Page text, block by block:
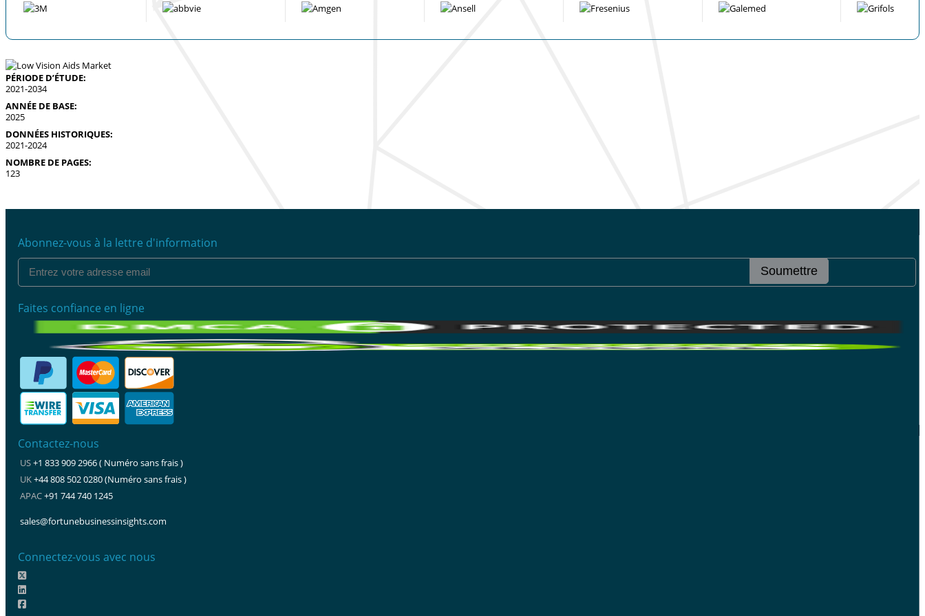
PÉRIODE D’ÉTUDE:
2021-2034
ANNÉE DE BASE:
2025
DONNÉES HISTORIQUES:
2021-2024
NOMBRE DE PAGES:
123
Abonnez-vous à la lettre d'information
Soumettre
Faites confiance en ligne
Contactez-nous
US+1 833 909 2966 ( Numéro sans frais )
UK+44 808 502 0280 (Numéro sans frais )
APAC+91 744 740 1245
sales@fortunebusinessinsights.com
Connectez-vous avec nous